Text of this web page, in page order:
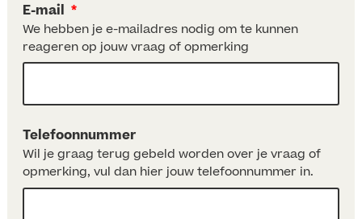
E-mail *
We hebben je e-mailadres nodig om te kunnen
reageren op jouw vraag of opmerking
Telefoonnummer
Wil je graag terug gebeld worden over je vraag of
opmerking, vul dan hier jouw telefoonnummer in.